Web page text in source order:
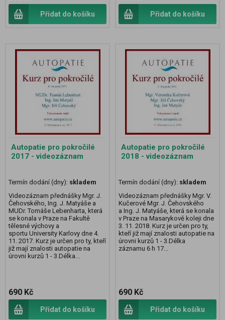
Přidat do košíku Přidat do košíku
Autopatie pro pokročilé
2017 - videozáznam
Termín dodání (dny): skladem
Videozáznam přednášky Mgr. J.
Čehovského, Ing. J. Matyáše a
MUDr. Tomáše Lebenharta, která
se konala v Praze na Fakultě
tělesné výchovy a
sportu University Karlovy dne 4.
11. 2017. Kurz je určen pro ty, kteří
již mají znalosti autopatie na
úrovni kurzů 1 - 3.Délka...
690 Kč
Přidat do košíku
Autopatie pro pokročilé
2018 - videozáznam
Termín dodání (dny): skladem
Videozáznam přednášky Mgr. V.
Kučerové Mgr. J. Čehovského
a Ing. J. Matyáše, která se konala
v Praze na Masarykově koleji dne
3. 11. 2018. Kurz je určen pro ty,
kteří již mají znalosti autopatie na
úrovni kurzů 1 - 3.Délka
záznamu 6 h 17...
690 Kč
Přidat do košíku